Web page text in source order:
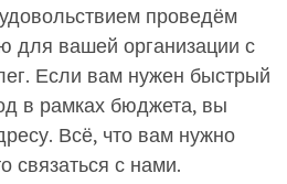
проведём
для вашей организации с
Если вам нужен быстрый
в рамках бюджета, вы
Всё, что вам нужно
связаться с нами.